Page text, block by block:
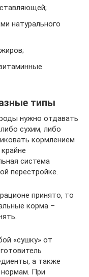
натурального
типы
нужно отдавать
сухим, либо
кормлением
система
перестройке.
принято, то
корма –
«сушку» от
а также
При